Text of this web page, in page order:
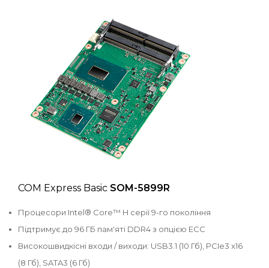
COM Express Basic SOM-5899R
Процесори Intel® Core™ H серії 9-го покоління
Підтримує до 96 ГБ пам'яті DDR4 з опцією ECC
Високошвидкісні входи / виходи: USB3.1 (10 Гб), PCIe3 x16
(8 Гб), SATA3 (6 Гб)